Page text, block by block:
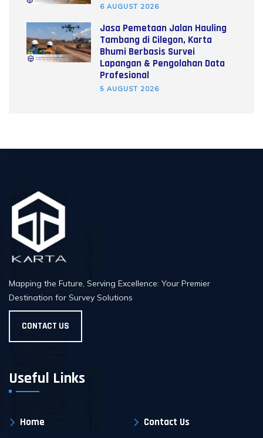
6 AUGUST 2026
Jasa Pemetaan Jalan Hauling
Tambang di Cilegon, Karta
Bhumi Berbasis Survei
Lapangan & Pengolahan Data
Profesional
5 AUGUST 2026
Mapping the Future, Serving Excellence: Your Premier
Destination for Survey Solutions
CONTACT US
Useful Links
Home
Contact Us